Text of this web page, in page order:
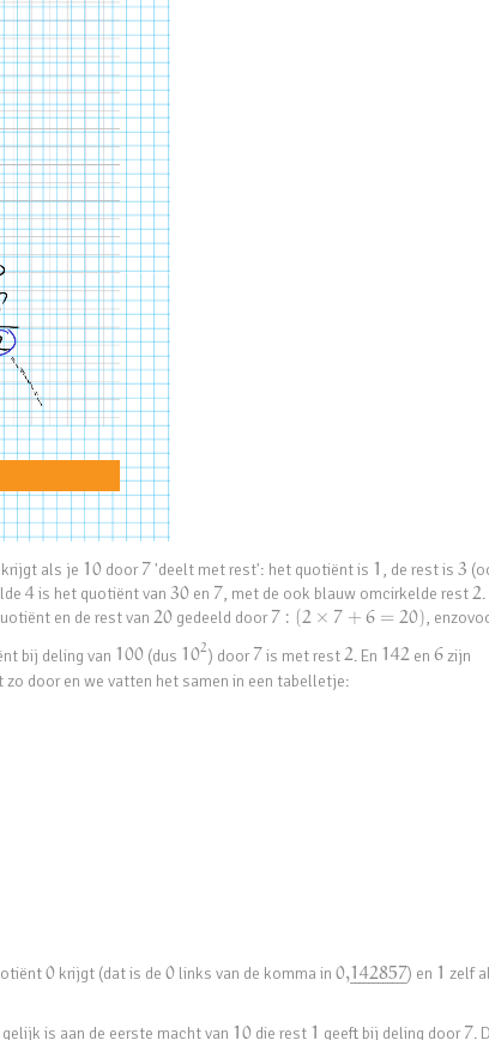
als je 10door7'deelt met rest': het quotiënt is 1 , de rest is 3
4is het quotiënt van30 en 7, met de ook blauw omcirkelde rest2.
en de rest van20 gedeeld door7 : (2 × 7 + 6 = 20),
bij deling van 100(dus 102) door7is met rest2. En 142en 6zijn
zo door en we vatten het samen in een tabelletje:
0 krijgt (dat is de 0 links van de komma in 0,142857
¯ ¯
¯¯¯¯¯¯¯¯¯¯
) en 1 zelf
is aan de eerste macht van 10die rest 1 geeft bij deling door7.